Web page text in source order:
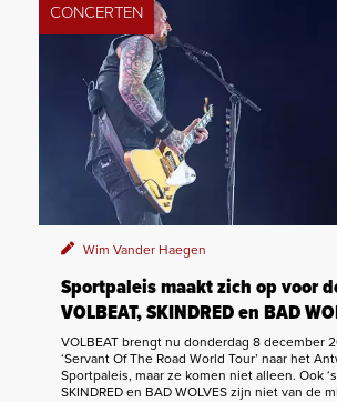
CONCERTEN
Wim Vander Haegen
Sportpaleis maakt zich op voor
VOLBEAT, SKINDRED en BAD
VOLBEAT brengt nu donderdag 8 december
‘Servant Of The Road World Tour’ naar het
Sportpaleis, maar ze komen niet alleen. Ook
SKINDRED en BAD WOLVES zijn niet van de